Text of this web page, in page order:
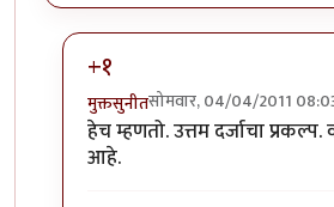
+१
मुक्तसुनीतसोमवार, 04/04/2011
In reply toअभिनंदन.. लवकर येऊ
हेच म्हणतो. उत्तम दर्जाचा
आहे.